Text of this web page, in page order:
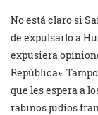
No está claro si
de expulsarlo a
expusiera
República».
que les espera a
rabinos judíos